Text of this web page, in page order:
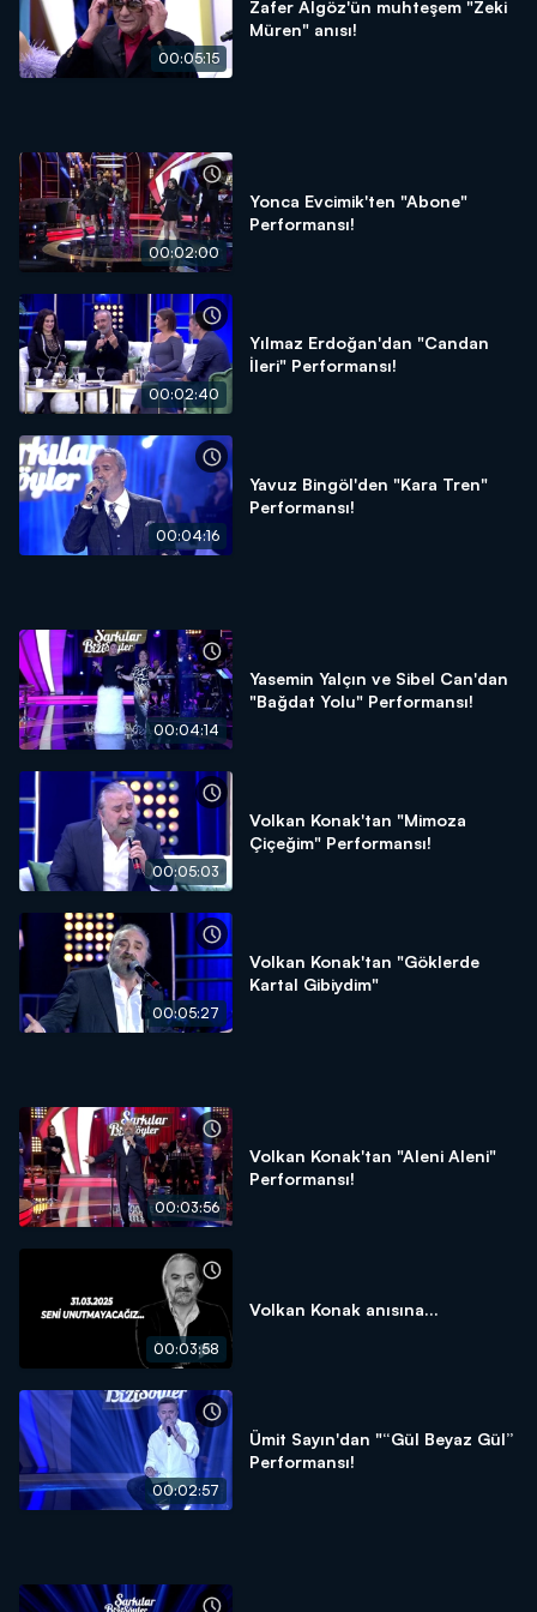
00:05:15
Zafer Algöz'ün muhteşem "Zeki
Müren" anısı!
00:02:00
Yonca Evcimik'ten "Abone"
Performansı!
00:02:40
Yılmaz Erdoğan'dan "Candan
İleri" Performansı!
00:04:16
Yavuz Bingöl'den "Kara Tren"
Performansı!
00:04:14
Yasemin Yalçın ve Sibel Can'dan
"Bağdat Yolu" Performansı!
00:05:03
Volkan Konak'tan "Mimoza
Çiçeğim" Performansı!
00:05:27
Volkan Konak'tan "Göklerde
Kartal Gibiydim"
00:03:56
Volkan Konak'tan "Aleni Aleni"
Performansı!
00:03:58
Volkan Konak anısına...
00:02:57
Ümit Sayın'dan "“Gül Beyaz Gül”
Performansı!